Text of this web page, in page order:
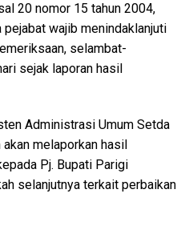
20 nomor 15 tahun 2004,
pejabat wajib menindaklanjuti
selambat-
sejak laporan hasil
Administrasi Umum Setda
melaporkan hasil
Pj. Bupati Parigi
selanjutnya terkait perbaikan